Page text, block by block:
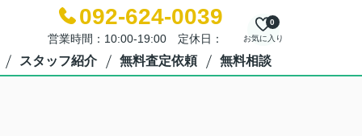
092-624-0039
営業時間：10:00-19:00 定休日： お気に入り
0
スタッフ紹介 無料査定依頼 無料相談